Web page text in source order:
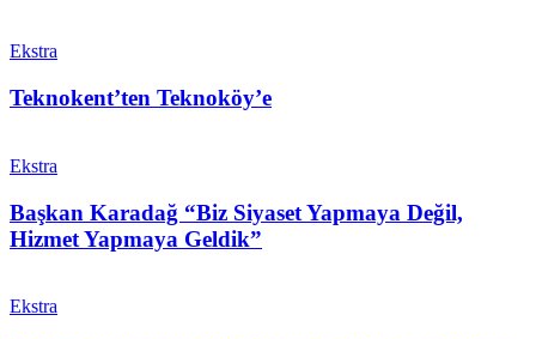
Ekstra
Teknokent’ten Teknoköy’e
Ekstra
Başkan Karadağ “Biz Siyaset Yapmaya Değil,
Hizmet Yapmaya Geldik”
Ekstra